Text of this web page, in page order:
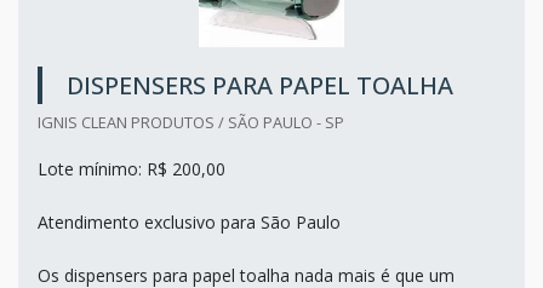
DISPENSERS PARA PAPEL TOALHA
IGNIS CLEAN PRODUTOS / SÃO PAULO - SP
Lote mínimo: R$ 200,00
Atendimento exclusivo para São Paulo
Os dispensers para papel toalha nada mais é que um